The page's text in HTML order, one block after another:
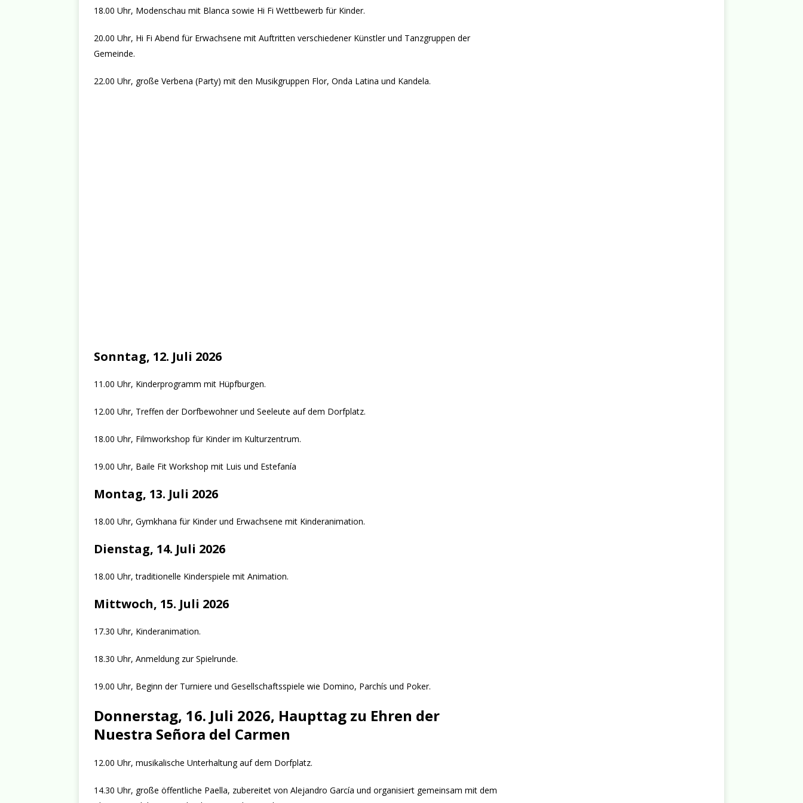
18.00 Uhr, Modenschau mit Blanca sowie Hi Fi Wettbewerb für Kinder.
20.00 Uhr, Hi Fi Abend für Erwachsene mit Auftritten verschiedener Künstler und Tanzgruppen der
Gemeinde.
22.00 Uhr, große Verbena (Party) mit den Musikgruppen Flor, Onda Latina und Kandela.
Sonntag, 12. Juli 2026
11.00 Uhr, Kinderprogramm mit Hüpfburgen.
12.00 Uhr, Treffen der Dorfbewohner und Seeleute auf dem Dorfplatz.
18.00 Uhr, Filmworkshop für Kinder im Kulturzentrum.
19.00 Uhr, Baile Fit Workshop mit Luis und Estefanía
Montag, 13. Juli 2026
18.00 Uhr, Gymkhana für Kinder und Erwachsene mit Kinderanimation.
Dienstag, 14. Juli 2026
18.00 Uhr, traditionelle Kinderspiele mit Animation.
Mittwoch, 15. Juli 2026
17.30 Uhr, Kinderanimation.
18.30 Uhr, Anmeldung zur Spielrunde.
19.00 Uhr, Beginn der Turniere und Gesellschaftsspiele wie Domino, Parchís und Poker.
Donnerstag, 16. Juli 2026, Haupttag zu Ehren der
Nuestra Señora del Carmen
12.00 Uhr, musikalische Unterhaltung auf dem Dorfplatz.
14.30 Uhr, große öffentliche Paella, zubereitet von Alejandro García und organisiert gemeinsam mit dem